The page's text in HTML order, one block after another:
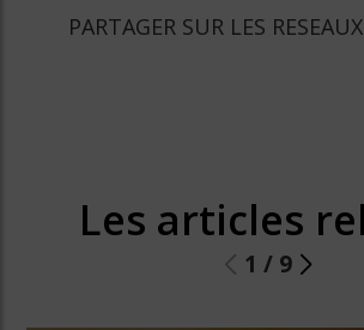
PARTAGER SUR LES
Les articles
1 / 9